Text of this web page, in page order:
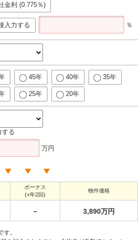
金利 (0.775％)
入力する ％
45年 40年 35年
25年 20年
する
万円
ボーナス
(×年2回)
物件価格
－ 3,890万円
。